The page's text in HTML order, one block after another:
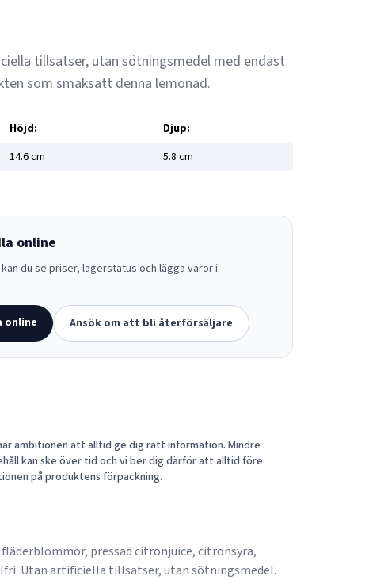
tillsatser, utan sötningsmedel med endast
som smaksatt denna lemonad.
Höjd:
Djup:
14.6cm 5.8 cm
online
du se priser, lagerstatus och lägga varor i
online Ansök om att bli återförsäljare
ambitionen att alltid ge dig rätt information. Mindre
kan ske över tid och vi ber dig därför att alltid före
på produktens förpackning.
pressad citronjuice, citronsyra,
Utan artificiella tillsatser, utan sötningsmedel.